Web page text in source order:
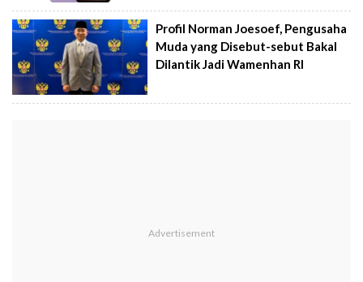
Profil Norman Joesoef, Pengusaha
Muda yang Disebut-sebut Bakal
Dilantik Jadi Wamenhan RI